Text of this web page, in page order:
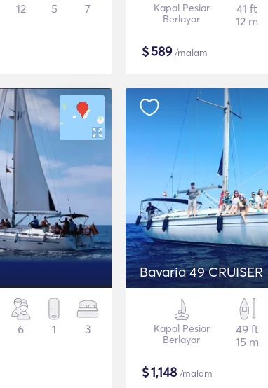
12 5 7
Kapal Pesiar
Berlayar
41 ft
12 m
$589/malam
6 1 3
Bavaria 49 CRUISER
Kapal Pesiar
Berlayar
49 ft
15 m
$1,148/malam